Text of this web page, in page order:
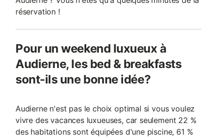
réservation !
Pour un weekend luxueux à
Audierne, les bed & breakfasts
sont-ils une bonne idée?
Audierne n'est pas le choix optimal si vous voulez
vivre des vacances luxueuses, car seulement 22 %
des habitations sont équipées d'une piscine, 61 %